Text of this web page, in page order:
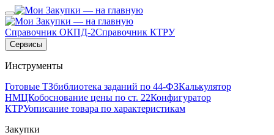
Справочник ОКПД-2Справочник КТРУ
Сервисы
Инструменты
Готовые ТЗбиблиотека заданий по 44-ФЗКалькулятор
НМЦКобоснование цены по ст. 22Конфигуратор
КТРУописание товара по характеристикам
Закупки